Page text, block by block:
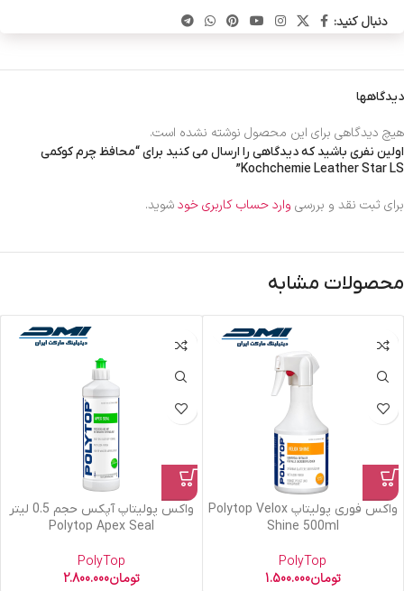
دنبال کنید:
دیدگاهها
هیچ دیدگاهی برای این محصول نوشته نشده است.
اولین نفری باشید که دیدگاهی را ارسال می کنید برای “محافظ چرم کوکمی
Kochchemie Leather Star LS”
برای ثبت نقد و بررسی وارد حساب کاربری خودشوید.
محصولات مشابه
واکس فوری پولیتاپ Polytop Velox
Shine 500ml
PolyTop
تومان1.500.000
واکس پولیتاپ آپکس حجم 0.5 لیتر
Polytop Apex Seal
PolyTop
تومان2.800.000